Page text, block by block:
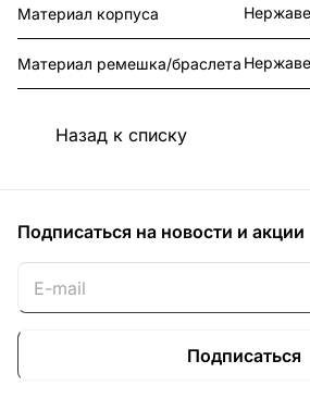
Материал корпуса
Материал ремешка/браслета
Назад к списку
Подписаться на новости и акции
Подписаться